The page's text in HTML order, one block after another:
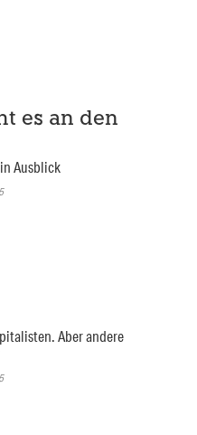
es an den
Ausblick
Aber andere